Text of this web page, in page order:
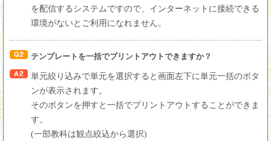
を配信するシステムですので、インターネットに接続できる
環境がないとご利用になれません。
テンプレートを一括でプリントアウトできますか？
単元絞り込みで単元を選択すると画面左下に単元一括のボタ
ンが表示されます。
そのボタンを押すと一括でプリントアウトすることができま
す。
(一部教科は観点絞込から選択)